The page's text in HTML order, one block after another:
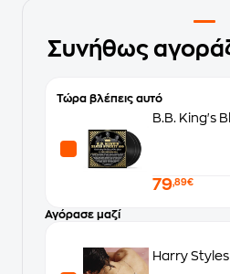
Συνήθως
Τώρα βλέπεις αυτό
B.B. King's
79,89€
Αγόρασε μαζί
Harry Styles